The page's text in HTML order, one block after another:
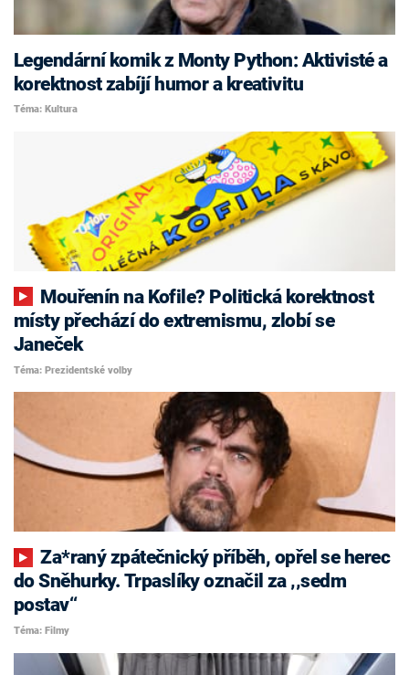
Legendární komik z Monty Python: Aktivisté a
korektnost zabíjí humor a kreativitu
Téma: Kultura
místy přechází do extremismu, zlobí se
Janeček
Téma: Prezidentské volby
Za*raný zpátečnický příběh, opřel se herec
do Sněhurky. Trpaslíky označil za ‚‚sedm
postav‘‘
Téma: Filmy